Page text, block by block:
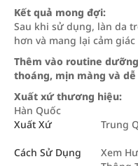
Kết quả mong đợi:
Sau khi sử dụng, làn da
hơn và mang lại cảm
Thêm vào routine
thoáng, mịn màng và
Xuất xứ thương hiệu:
Hàn Quốc
Xuất Xứ
Trung
Cách Sử Dụng
Xem